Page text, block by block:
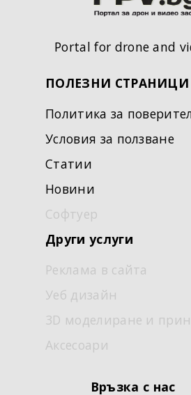
Portal for drone and
ПОЛЕЗНИ СТРАНИЦИ
Политика за
Условия за ползване
Статии
Новини
Софтуер
Други услуги
Реклама в сайта
Уеб дизайн
3D моделиране и
Аксесоари
Връзка с нас